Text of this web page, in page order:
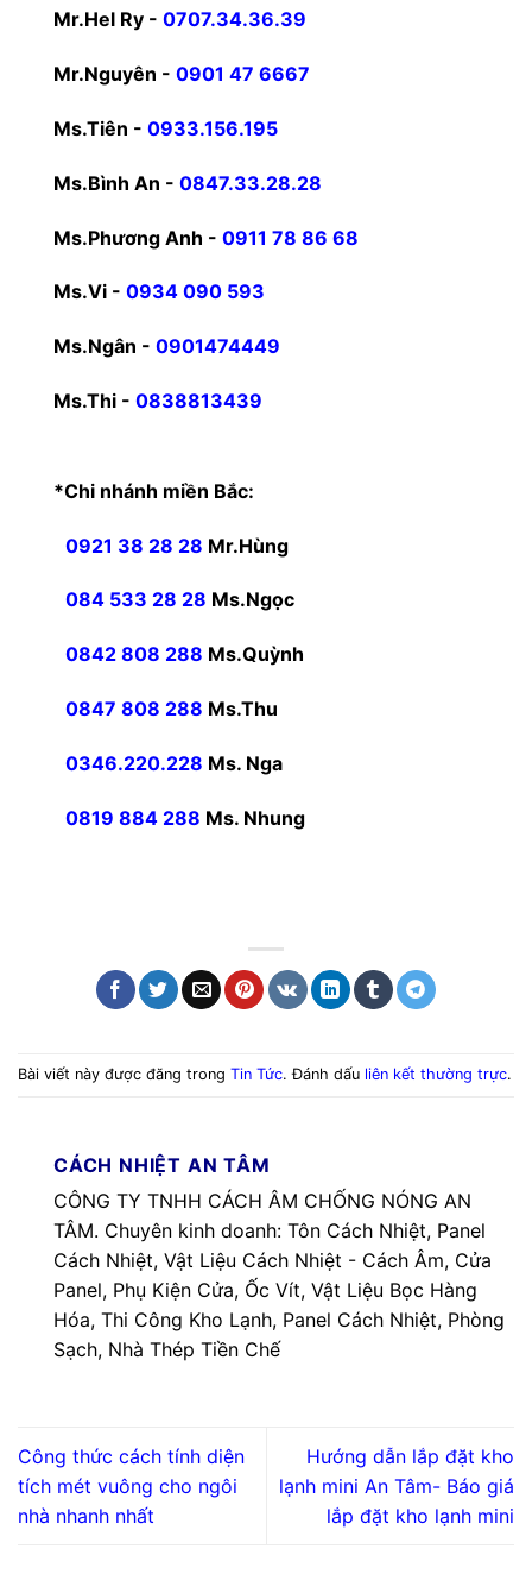
Mr.Hel Ry - 0707.34.36.39
Mr.Nguyên - 0901 47 6667
Ms.Tiên - 0933.156.195
Ms.Bình An - 0847.33.28.28
Ms.Phương Anh - 0911 78 86 68
Ms.Vi - 0934 090 593
Ms.Ngân - 0901474449
Ms.Thi - 0838813439
*Chi nhánh miền Bắc:
0921 38 28 28 Mr.Hùng
084 533 28 28 Ms.Ngọc
0842 808 288 Ms.Quỳnh
0847 808 288 Ms.Thu
0346.220.228 Ms. Nga
0819 884 288 Ms. Nhung
Bài viết này được đăng trong Tin Tức. Đánh dấu liên kết thường trực.
CÁCH NHIỆT AN TÂM
CÔNG TY TNHH CÁCH ÂM CHỐNG NÓNG AN
TÂM. Chuyên kinh doanh: Tôn Cách Nhiệt, Panel
Cách Nhiệt, Vật Liệu Cách Nhiệt - Cách Âm, Cửa
Panel, Phụ Kiện Cửa, Ốc Vít, Vật Liệu Bọc Hàng
Hóa, Thi Công Kho Lạnh, Panel Cách Nhiệt, Phòng
Sạch, Nhà Thép Tiền Chế
Công thức cách tính diện
tích mét vuông cho ngôi
nhà nhanh nhất
Hướng dẫn lắp đặt kho
lạnh mini An Tâm- Báo giá
lắp đặt kho lạnh mini